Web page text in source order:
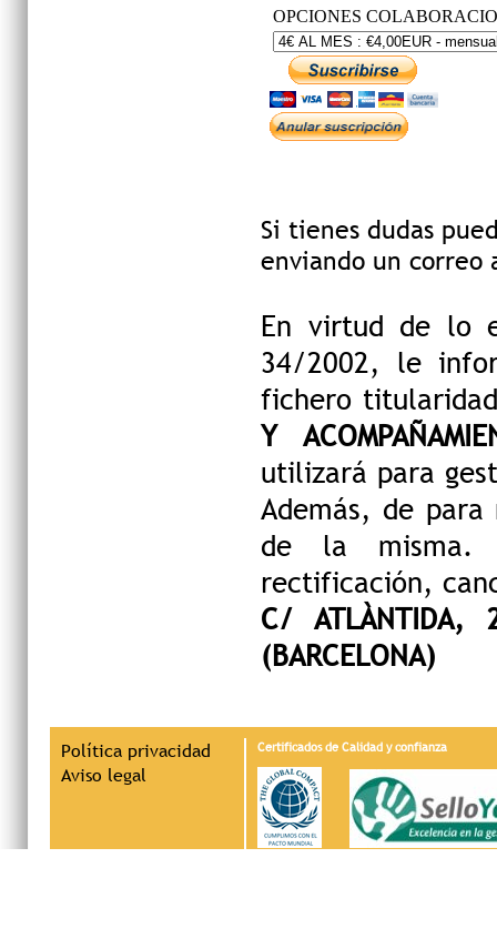
Si tienes dudas
enviando un
En virtud de lo
34/2002, le
fichero
Y
utilizará para
Además, de
de la misma.
rectificación,
C/ ATLÀNTIDA,
(BARCELONA)
Política privacidad
Aviso legal
Certificados de Calidad y confianza